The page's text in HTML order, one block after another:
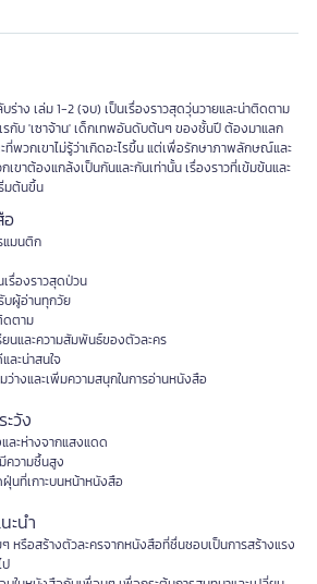
าง เล่ม 1-2 (จบ) เป็นเรื่องราวสุดวุ่นวายและน่าติดตาม
รกับ 'เซาจ้าน' เด็กเทพอันดับต้นๆ ของชั้นปี ต้องมาแลก
วกเขาไม่รู้ว่าเกิดอะไรขึ้น แต่เพื่อรักษาภาพลักษณ์และ
ขาต้องแกล้งเป็นกันและกันเท่านั้น เรื่องราวที่เข้มข้นและ
มต้นขึ้น
แมนติก
องราวสุดป่วน
บผู้อ่านทุกวัย
ดตาม
ยนและความสัมพันธ์ของตัวละคร
ะน่าสนใจ
ว่างและเพิ่มความสนุกในการอ่านหนังสือ
วัง
ละห่างจากแสงแดด
ความชื้นสูง
ฝุ่นที่เกาะบนหน้าหนังสือ
ะนำ
หรือสร้างตัวละครจากหนังสือที่ชื่นชอบเป็นการสร้างแรง
ป